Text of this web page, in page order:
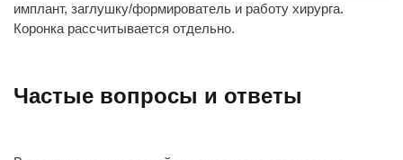
имплант, заглушку/формирователь и работу хирурга.
Коронка рассчитывается отдельно.
Частые вопросы и ответы